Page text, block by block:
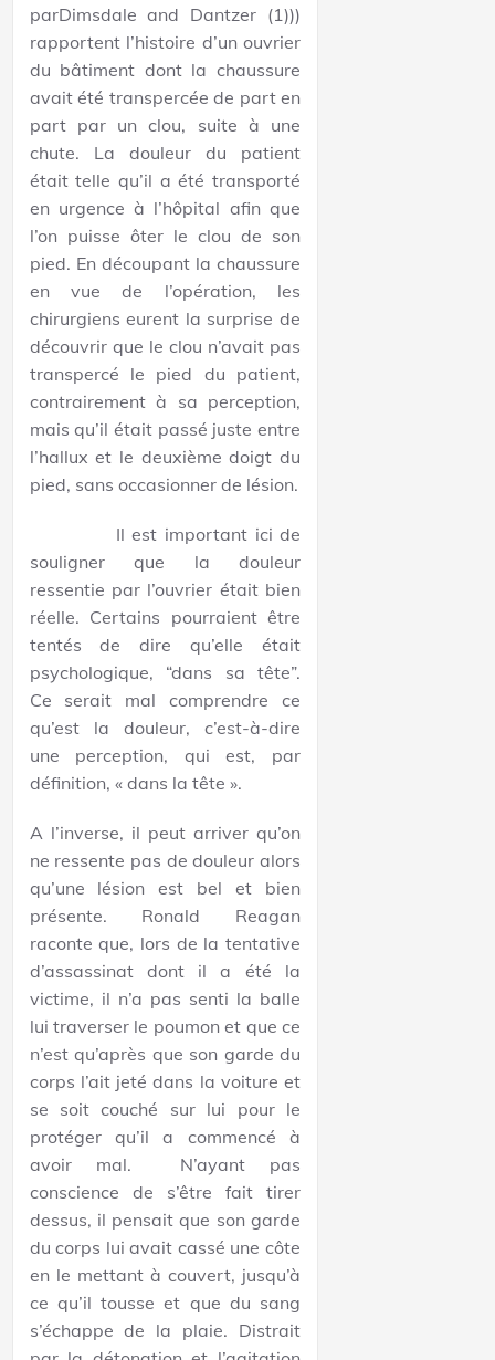
parDimsdale and Dantzer (1)))
rapportent l’histoire d’un ouvrier
du bâtiment dont la chaussure
avait été transpercée de part en
part par un clou, suite à une
chute. La douleur du patient
était telle qu’il a été transporté
en urgence à l’hôpital afin que
l’on puisse ôter le clou de son
pied. En découpant la chaussure
en vue de l’opération, les
chirurgiens eurent la surprise de
découvrir que le clou n’avait pas
transpercé le pied du patient,
contrairement à sa perception,
mais qu’il était passé juste entre
l’hallux et le deuxième doigt du
pied, sans occasionner de lésion.
Il est important ici de
souligner que la douleur
ressentie par l’ouvrier était bien
réelle. Certains pourraient être
tentés de dire qu’elle était
psychologique, “dans sa tête”.
Ce serait mal comprendre ce
qu’est la douleur, c’est-à-dire
une perception, qui est, par
définition, « dans la tête ».
A l’inverse, il peut arriver qu’on
ne ressente pas de douleur alors
qu’une lésion est bel et bien
présente. Ronald Reagan
raconte que, lors de la tentative
d’assassinat dont il a été la
victime, il n’a pas senti la balle
lui traverser le poumon et que ce
n’est qu’après que son garde du
corps l’ait jeté dans la voiture et
se soit couché sur lui pour le
protéger qu’il a commencé à
avoir mal. N’ayant pas
conscience de s’être fait tirer
dessus, il pensait que son garde
du corps lui avait cassé une côte
en le mettant à couvert, jusqu’à
ce qu’il tousse et que du sang
s’échappe de la plaie. Distrait